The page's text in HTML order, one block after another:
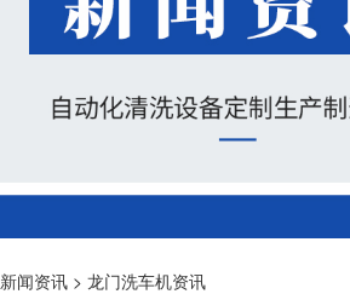
新闻资讯 > 龙门洗车机资讯